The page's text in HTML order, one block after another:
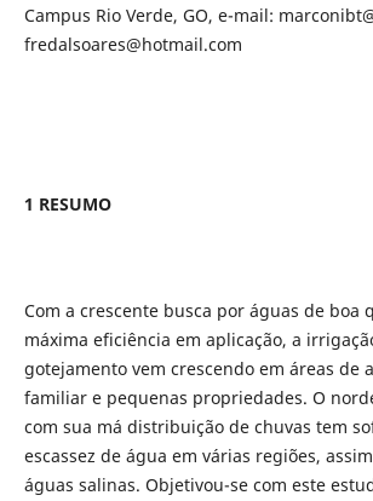
Campus Rio Verde, GO, e-mail:
fredalsoares@hotmail.com
1 RESUMO
Com a crescente busca por águas de boa
máxima eficiência em aplicação, a
gotejamento vem crescendo em áreas de
familiar e pequenas propriedades. O
com sua má distribuição de chuvas tem
escassez de água em várias regiões,
águas salinas. Objetivou-se com este